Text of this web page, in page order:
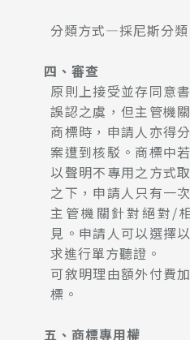
分類方式—採尼斯分類
四、審查
原則上接受並存同意
誤認之虞，但主管機
商標時，申請人亦得
案遭到核駁。商標中
以聲明不專用之方式
之下，申請人只有一
主管機關針對絕對/
見。申請人可以選擇
求進行單方聽證。
可敘明理由額外付費
標。
五、商標專用權